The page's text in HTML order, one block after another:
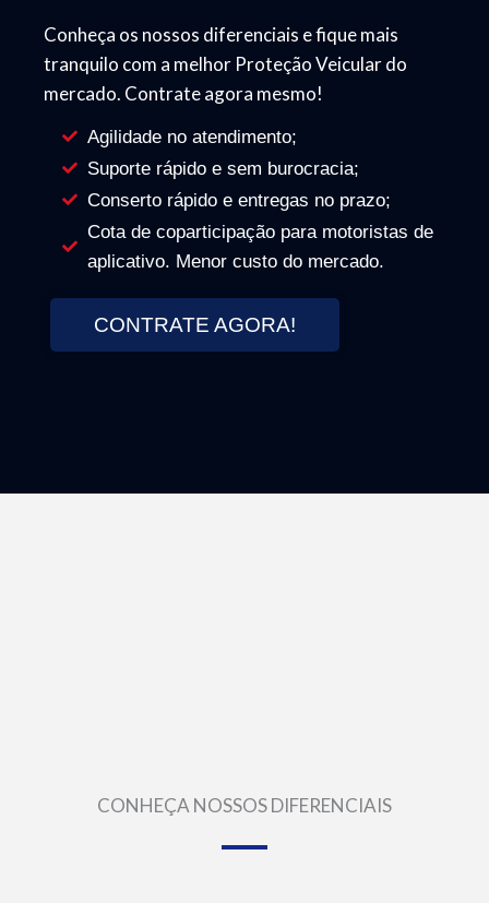
Conheça os nossos diferenciais e fique mais
tranquilo com a melhor Proteção Veicular do
mercado. Contrate agora mesmo!
Agilidade no atendimento;
Suporte rápido e sem burocracia;
Conserto rápido e entregas no prazo;
Cota de coparticipação para motoristas de
aplicativo. Menor custo do mercado.
CONTRATE AGORA!
CONHEÇA NOSSOS DIFERENCIAIS